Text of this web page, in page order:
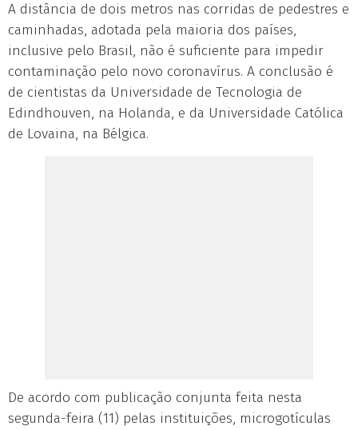
A distância de dois metros nas corridas de pedestres e
caminhadas, adotada pela maioria dos países,
inclusive pelo Brasil, não é suficiente para impedir
contaminação pelo novo coronavírus. A conclusão é
de cientistas da Universidade de Tecnologia de
Edindhouven, na Holanda, e da Universidade Católica
de Lovaina, na Bélgica.
De acordo com publicação conjunta feita nesta
segunda-feira (11) pelas instituições, microgotículas